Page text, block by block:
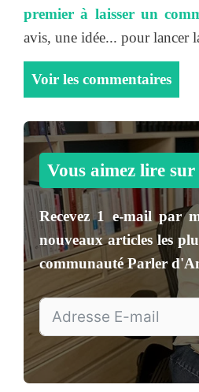
premier à laisser un
avis, une idée... pour lancer
Voir les commentaires
Vous aimez lire
Recevez1 e-mail par
nouveaux articles les
communautéParler